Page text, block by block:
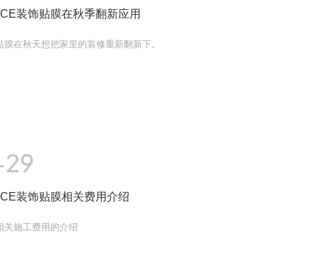
装饰贴膜在秋季翻新应用
膜在秋天想把家里的装修重新翻新下。
装饰贴膜相关费用介绍
关施工费用的介绍